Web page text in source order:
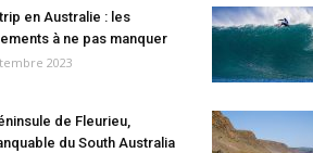
en Australie : les
à ne pas manquer
2023
de Fleurieu,
du South Australia